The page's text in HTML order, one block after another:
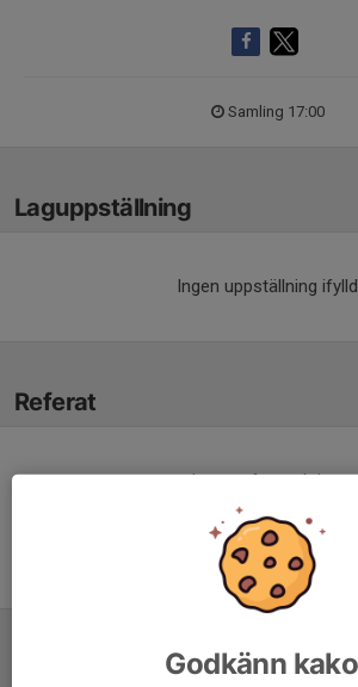
Samling 17:00
Laguppställning
Ingen uppställning ifylld
Referat
Inget referat skrivet
Godkänn